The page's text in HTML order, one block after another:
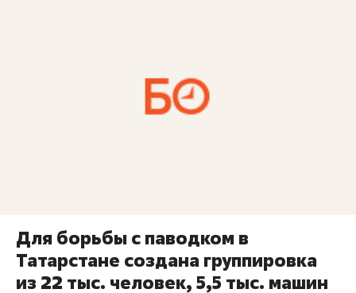
Для борьбы с паводком в
Татарстане создана группировка
из 22 тыс. человек, 5,5 тыс. машин